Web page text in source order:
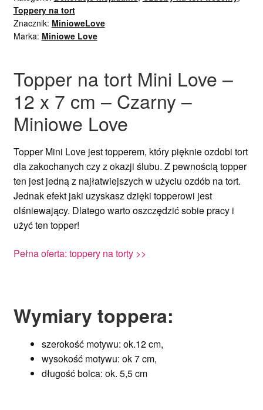
Toppery na tort
Znacznik: MinioweLove
Marka: Miniowe Love
Topper na tort Mini Love –
12 x 7 cm – Czarny –
Miniowe Love
Topper Mini Love jest topperem, który pięknie ozdobi tort
dla zakochanych czy z okazji ślubu. Z pewnością topper
ten jest jedną z najłatwiejszych w użyciu ozdób na tort.
Jednak efekt jaki uzyskasz dzięki topperowi jest
olśniewający. Dlatego warto oszczędzić sobie pracy i
użyć ten topper!
Pełna oferta: toppery na torty >>
Wymiary toppera:
szerokość motywu: ok.12 cm,
wysokość motywu: ok 7 cm,
długość bolca: ok. 5,5 cm